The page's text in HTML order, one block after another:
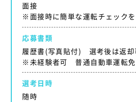
面接
※面接時に簡単な運転チェック
応募書類
履歴書(写真貼付) 選考後は返却
※未経験者可 普通自動車運転免
選考日時
随時